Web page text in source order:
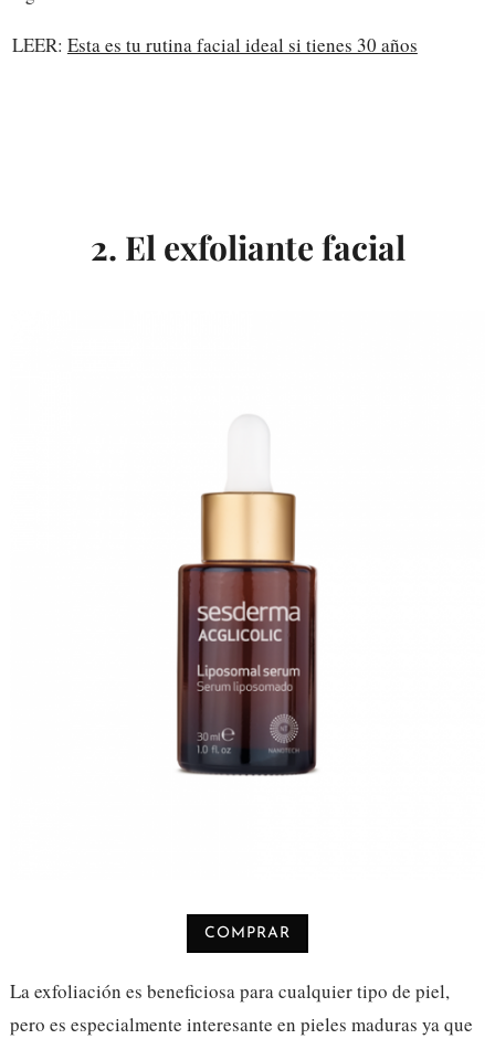
LEER: Esta es tu rutina facial ideal si tienes 30 años
2. El exfoliante facial
COMPRAR
La exfoliación es beneficiosa para cualquier tipo de piel,
pero es especialmente interesante en pieles maduras ya que